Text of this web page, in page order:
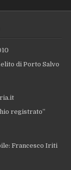
di Porto Salvo
registrato”
Francesco Iriti